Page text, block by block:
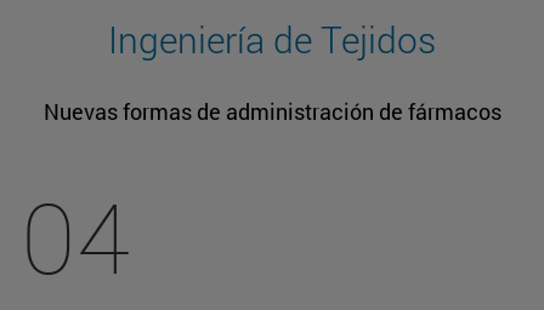
Ingeniería de Tejidos
Nuevas formas de administración de fármacos
04